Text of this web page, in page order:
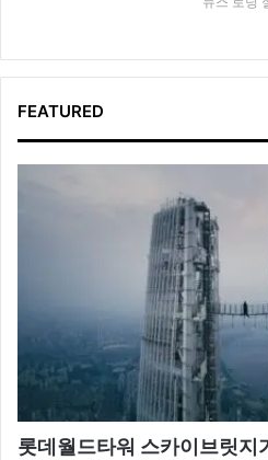
FEATURED
롯데월드타워 스카이브릿